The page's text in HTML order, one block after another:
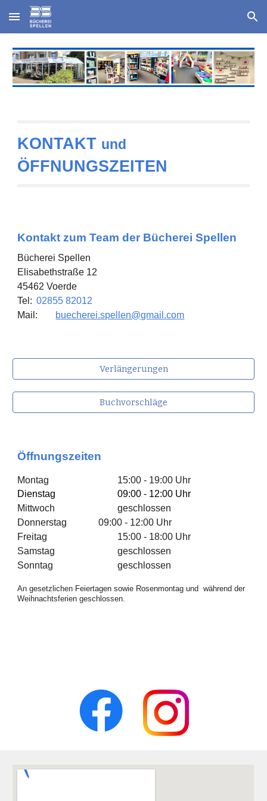
Skip to main content Skip to navigation
KONTAKT und
ÖFFNUNGSZEITEN
Kontakt zum Team der Bücherei Spellen
Bücherei Spellen
Elisabethstraße 12
45462 Voerde
Tel: 02855 82012
Mail:
buecherei.spellen@gmail.com
Verlängerungen
Buchvorschläge
Öffnungszeiten
Montag
15:00 - 19:00 Uhr
Dienstag
09:00 - 12:00 Uhr
Mittwoch
geschlossen
Donnerstag
09:00 - 12:00 Uhr
Freitag
15:00 - 18:00 Uhr
Samstag
geschlossen
Sonntag
geschlossen
An gesetzlichen Feiertagen sowie Rosenmontag und während der
Weihnachtsferien geschlossen.